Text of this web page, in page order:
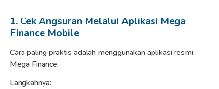
1. Cek Angsuran Melalui Aplikasi Mega
Finance Mobile
Cara paling praktis adalah menggunakan aplikasi resmi
Mega Finance.
Langkahnya: